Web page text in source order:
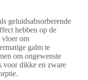
geluidsabsorberende
hebben op de
vloer om
galm te
om ongewenste
voor dikke en zware